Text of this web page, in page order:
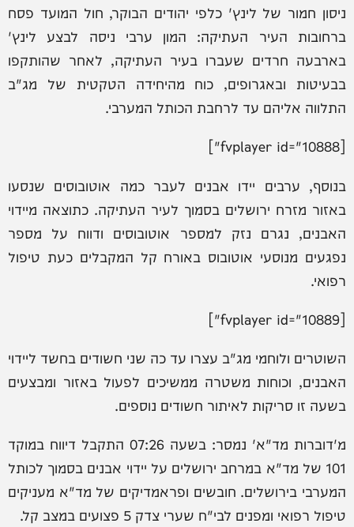
ניסון חמור של לינץ' כלפי יהודים הבוקר, חול המועד פסח
ברחובות העיר העתיקה: המון ערבי ניסה לבצע לינץ'
בארבעה חרדים שעברו בעיר העתיקה, לאחר שהותקפו
בבעיטות ובאגרופים, כוח מהיחידה הטקטית של מג"ב
התלווה אליהם עד לרחבת הכותל המערבי.
[fvplayer id="10888"]
בנוסף, ערבים יידו אבנים לעבר כמה אוטובוסים שנסעו
באזור מזרח ירושלים בסמוך לעיר העתיקה. כתוצאה מיידוי
האבנים, נגרם נזק למספר אוטובוסים ודווח על מספר
נפגעים מנוסעי אוטובוס באורח קל המקבלים כעת טיפול
רפואי.
[fvplayer id="10889"]
השוטרים ולוחמי מג"ב עצרו עד כה שני חשודים בחשד ליידוי
האבנים, וכוחות משטרה ממשיכים לפעול באזור ומבצעים
בשעה זו סריקות לאיתור חשודים נוספים.
מ'דוברות מד"א' נמסר: בשעה 07:26 התקבל דיווח במוקד
101 של מד"א במרחב ירושלים על יידוי אבנים בסמוך לכותל
המערבי בירושלים. חובשים ופראמדיקים של מד"א מעניקים
טיפול רפואי ומפנים לבי"ח שערי צדק 5 פצועים במצב קל.